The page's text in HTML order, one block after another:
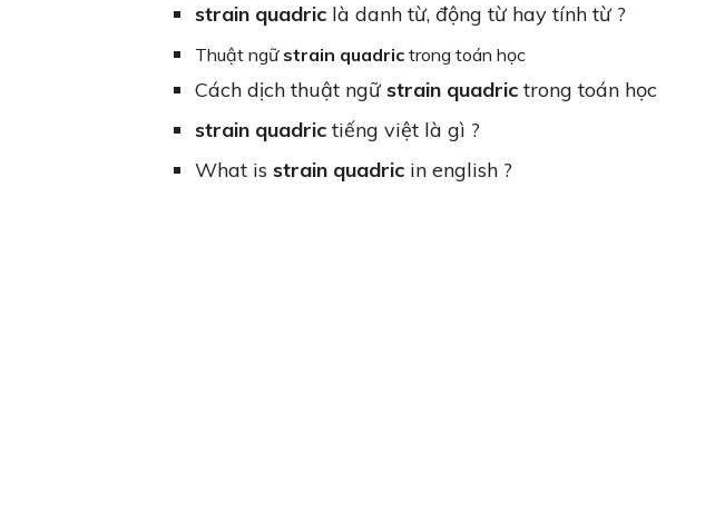
strain quadriclà danh từ, động từ hay tính từ ?
Thuật ngữ strain quadrictrong toán học
Cách dịch thuật ngữ strain quadrictrong toán học
strain quadrictiếng việt là gì ?
What is strain quadricin english ?